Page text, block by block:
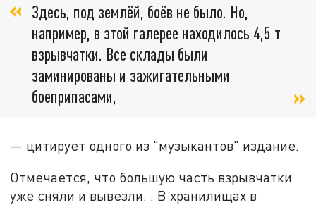
Здесь, под землёй, боёв не было. Но,
например, в этой галерее находилось 4,5 т
взрывчатки. Все склады были
заминированы и зажигательными
боеприпасами,
— цитирует одного из "музыкантов" издание.
Отмечается, что большую часть взрывчатки
уже сняли и вывезли. . В хранилищах в